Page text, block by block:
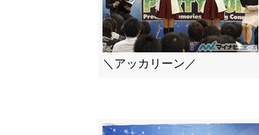
＼アッカリーン／